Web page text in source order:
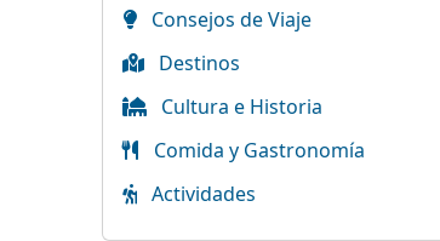
Consejos de Viaje
Destinos
Cultura e Historia
Comida y Gastronomía
Actividades